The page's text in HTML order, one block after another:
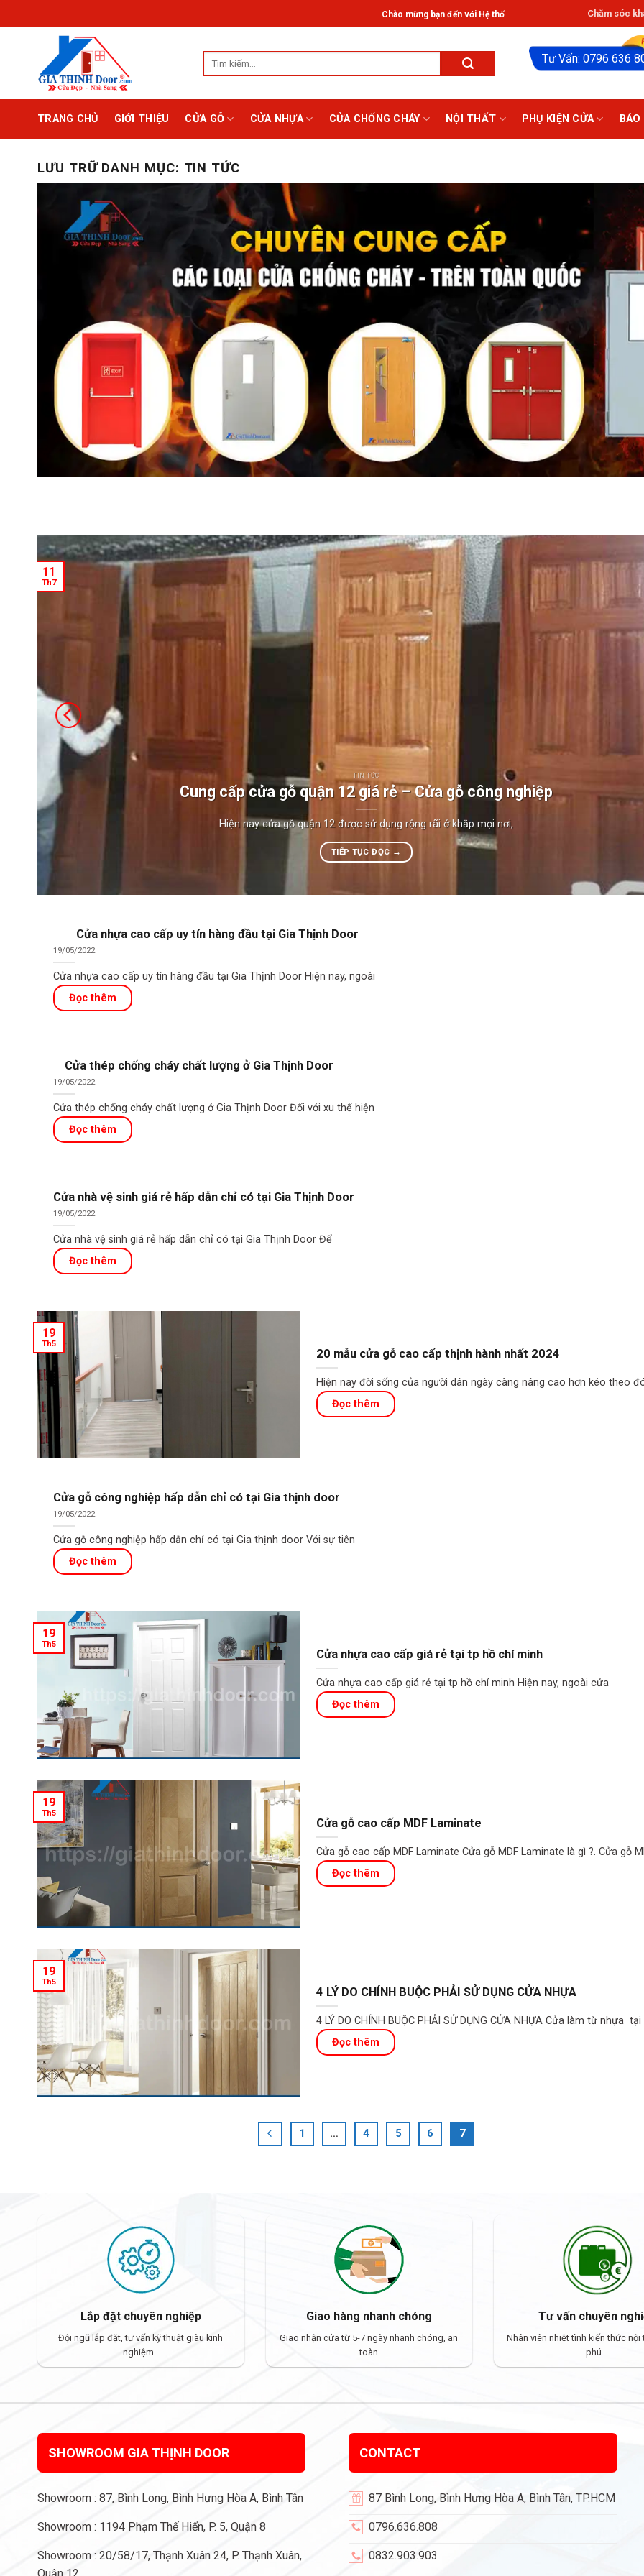
đến
Chào mừng bạn đến với Hệ thống Giathinhdoor® ở HCM: Tân Phú, Bạch Đằng, Gò
Chăm sóc
kiếm:
Tư Vấn: 0796 636
TRANG CHỦ GIỚI THIỆU CỬA GỖ CỬA NHỰA CỬA CHỐNG CHÁY NỘI THẤT PHỤ KIỆN CỬA
LƯU TRỮ DANH MỤC: TIN TỨC
TIN TỨC
Cung cấp cửa gỗ quận 12 giá rẻ – Cửa gỗ công nghiệp
Hiện nay cửa gỗ quận 12 được sử dụng rộng rãi ở khắp mọi nơi,
TIẾP TỤC ĐỌC →
11
Th7
Cửa nhựa cao cấp uy tín hàng đầu tại Gia Thịnh Door
19/05/2022
Cửa nhựa cao cấp uy tín hàng đầu tại Gia Thịnh Door Hiện nay, ngoài
Cửa thép chống cháy chất lượng ở Gia Thịnh Door
19/05/2022
Cửa thép chống cháy chất lượng ở Gia Thịnh Door Đối với xu thế hiện
Cửa nhà vệ sinh giá rẻ hấp dẫn chỉ có tại Gia Thịnh Door
19/05/2022
Cửa nhà vệ sinh giá rẻ hấp dẫn chỉ có tại Gia Thịnh Door Để
20 mẫu cửa gỗ cao cấp thịnh hành nhất 2024
Hiện nay đời sống của người dân ngày càng nâng cao hơn kéo theo
19
Th5
Cửa gỗ công nghiệp hấp dẫn chỉ có tại Gia thịnh door
19/05/2022
Cửa gỗ công nghiệp hấp dẫn chỉ có tại Gia thịnh door Với sự tiên
Cửa nhựa cao cấp giá rẻ tại tp hồ chí minh
Cửa nhựa cao cấp giá rẻ tại tp hồ chí minh Hiện nay, ngoài cửa
19
Th5
Cửa gỗ cao cấp MDF Laminate
Cửa gỗ cao cấp MDF Laminate Cửa gỗ MDF Laminate là gì ?. Cửa gỗ
19
Th5
4 LÝ DO CHÍNH BUỘC PHẢI SỬ DỤNG CỬA NHỰA
4 LÝ DO CHÍNH BUỘC PHẢI SỬ DỤNG CỬA NHỰA Cửa làm từ nhựa tại
19
Th5
1 … 4 5 6 7
Lắp đặt chuyên nghiệp
Đội ngũ lắp đặt, tư vấn kỹ thuật giàu kinh
nghiệm..
Giao hàng nhanh chóng
Giao nhận cửa từ 5-7 ngày nhanh chóng, an
toàn
Tư vấn chuyên
Nhân viên nhiệt tình kiến thức
phú…
SHOWROOM GIA THỊNH DOOR
Showroom : 87, Bình Long, Bình Hưng Hòa A, Bình Tân
Showroom : 1194 Phạm Thế Hiển, P. 5, Quận 8
Showroom : 20/58/17, Thạnh Xuân 24, P. Thạnh Xuân,
CONTACT
87 Bình Long, Bình Hưng Hòa A, Bình Tân, TP.HCM
0796.636.808
0832.903.903